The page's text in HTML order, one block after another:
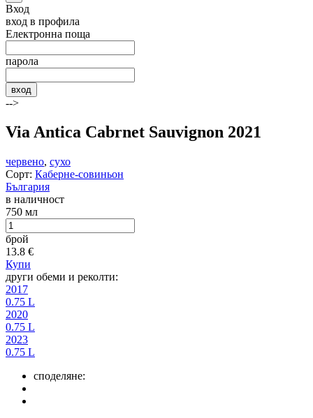
Вход
вход в профила
Електронна поща
парола
вход
-->
Via Antica Cabrnet Sauvignon 2021
червено, сухо
Сорт: Каберне-совиньон
България
в наличност
750 мл
брой
13.8 €
Купи
други обеми и реколти:
2017
0.75 L
2020
0.75 L
2023
0.75 L
споделяне: